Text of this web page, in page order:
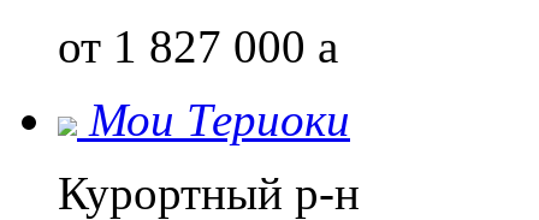
от 1 827 000 a
Мои Териоки
Курортный р-н